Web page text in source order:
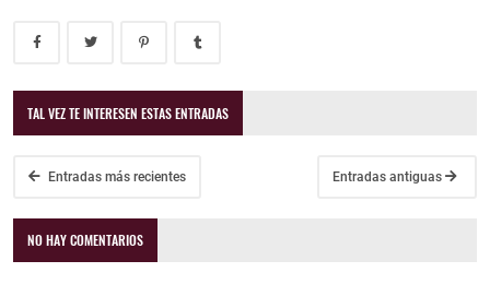
TAL VEZ TE INTERESEN ESTAS ENTRADAS
Entradas más recientes Entradas antiguas
NO HAY COMENTARIOS